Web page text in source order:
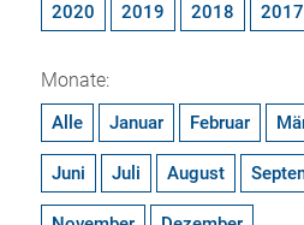
2020 2019 2018 2017
Monate:
Alle Januar Februar
Juni Juli August